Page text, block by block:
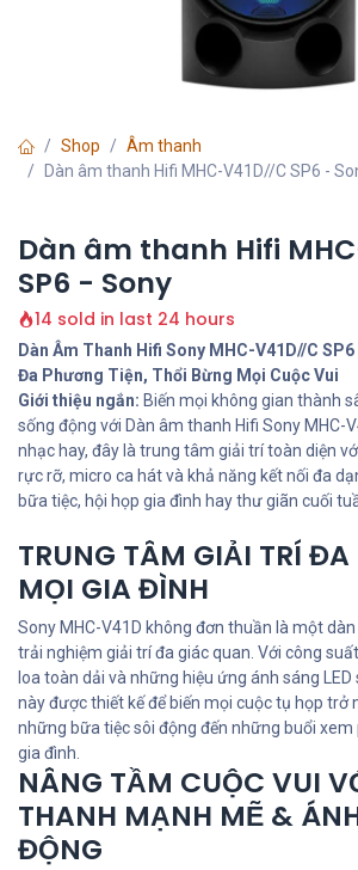
Shop
Âm thanh
Dàn âm thanh Hifi MHC-V41D//C SP6 -
Dàn âm thanh Hifi
SP6 - Sony
14 sold in last 24 hours
Dàn Âm Thanh Hifi Sony MHC-V41D//C
Đa Phương Tiện, Thổi Bừng Mọi Cuộc Vui
Giới thiệu ngắn: Biến mọi không gian thành
sống động với Dàn âm thanh Hifi Sony MHC-
nhạc hay, đây là trung tâm giải trí toàn diện
rực rỡ, micro ca hát và khả năng kết nối đa
bữa tiệc, hội họp gia đình hay thư giãn cuối
TRUNG TÂM GIẢI TRÍ
MỌI GIA ĐÌNH
Sony MHC-V41D không đơn thuần là một
trải nghiệm giải trí đa giác quan. Với công
loa toàn dải và những hiệu ứng ánh sáng
này được thiết kế để biến mọi cuộc tụ họp trở
những bữa tiệc sôi động đến những buổi
gia đình.
NÂNG TẦM CUỘC VUI
THANH MẠNH MẼ &
ĐỘNG